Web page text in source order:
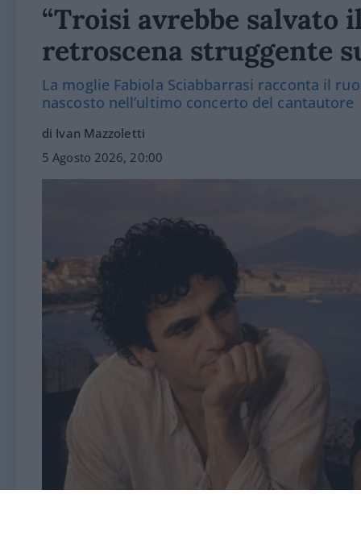
“Troisi avrebbe salvato
retroscena struggente
La moglie Fabiola Sciabbarrasi racconta il
nascosto nell’ultimo concerto del cantautore
di Ivan Mazzoletti
5 Agosto 2026, 20:00